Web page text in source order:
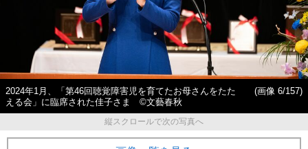
2024年1月、「第46回聴覚障害児を育てたお母さんをたた
える会」に臨席された佳子さま ©文藝春秋
(画像 6/157)
縦スクロールで次の写真へ